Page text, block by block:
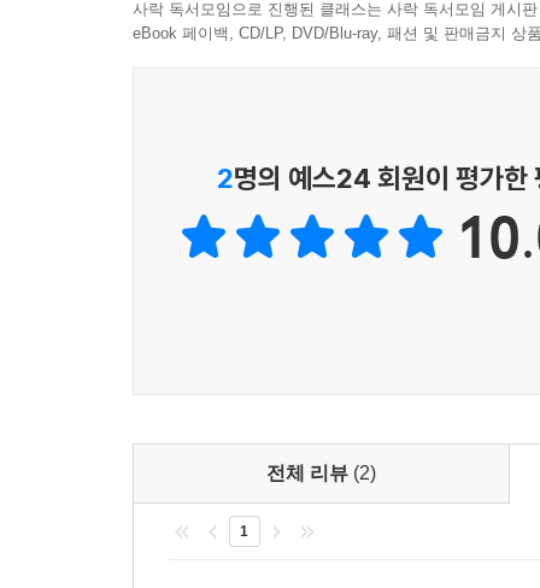
사람이 물질적인 것에 매달리지만 결국 우울과
완전히 새로운 차원의 의식으로 작동해야만 해결
융이 말년에 전념한 4차원 의식 진화는 ‘개인’과 ‘
『돈키호테, 햄릿, 파우스트』의 저자 로버트
사락 독서모임으로 진행된 클래스는 사락 독서모임 게시
eBook 페이백, CD/LP, DVD/Blu-ray, 패션 및 판매금지 상
2명의 예스24 회원이 평가한
전체 리뷰 (2)
1